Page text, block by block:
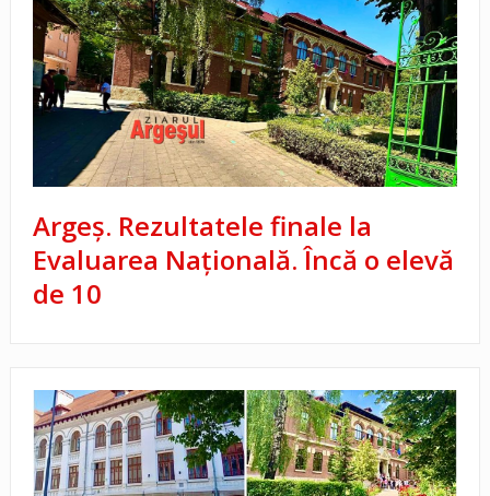
Argeș. Rezultatele finale la
Evaluarea Națională. Încă o elevă
de 10